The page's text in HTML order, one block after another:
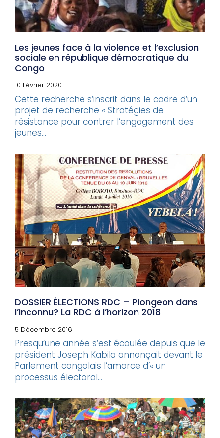
Les jeunes face à la violence et l’exclusion
sociale en république démocratique du
Congo
10 Février 2020
Cette recherche s’inscrit dans le cadre d’un
projet de recherche « Stratégies de
résistance pour contrer l’engagement des
jeunes...
DOSSIER ÉLECTIONS RDC – Plongeon dans
l’inconnu? La RDC à l’horizon 2018
5 Décembre 2016
Presqu’une année s’est écoulée depuis que le
président Joseph Kabila annonçait devant le
Parlement congolais l’amorce d’« un
processus électoral...